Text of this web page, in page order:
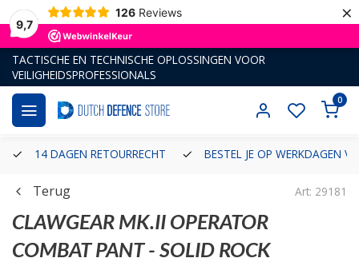
9,7
126 Reviews ×
TACTISCHE EN TECHNISCHE OPLOSSINGEN VOOR
VEILIGHEIDSPROFESSIONALS
0
14 DAGEN RETOURRECHT BESTEL JE OP WERKDAGEN
Terug Art: 29181
CLAWGEAR MK.II OPERATOR
COMBAT PANT - SOLID ROCK